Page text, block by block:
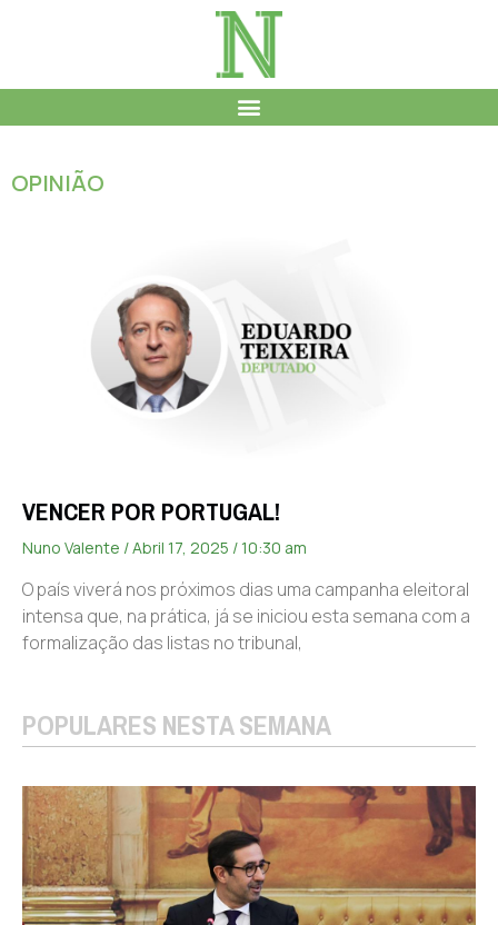
OPINIÃO
VENCER POR PORTUGAL!
Nuno Valente Abril 17, 2025 10:30 am
O país viverá nos próximos dias uma campanha eleitoral
intensa que, na prática, já se iniciou esta semana com a
formalização das listas no tribunal,
POPULARES NESTA SEMANA